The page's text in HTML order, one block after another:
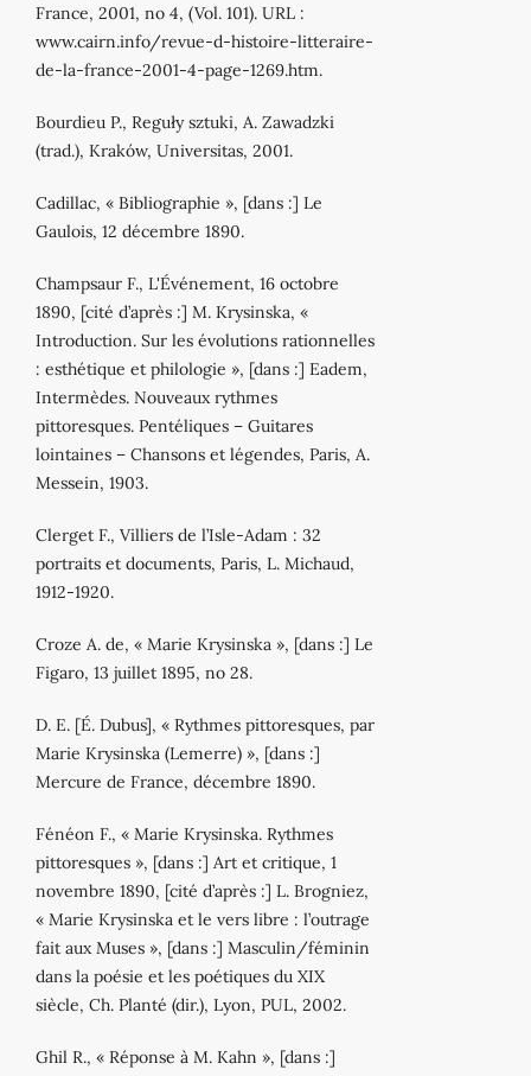
France, 2001, no 4, (Vol. 101). URL :
www.cairn.info/revue‐d‐histoire‐litteraire‐
de‐la‐france‐2001‐4‐page‐1269.htm.
Bourdieu P., Reguły sztuki, A. Zawadzki
(trad.), Kraków, Universitas, 2001.
Cadillac, « Bibliographie », [dans :] Le
Gaulois, 12 décembre 1890.
Champsaur F., L'Événement, 16 octobre
1890, [cité d’après :] M. Krysinska, «
Introduction. Sur les évolutions rationnelles
: esthétique et philologie », [dans :] Eadem,
Intermèdes. Nouveaux rythmes
pittoresques. Pentéliques – Guitares
lointaines – Chansons et légendes, Paris, A.
Messein, 1903.
Clerget F., Villiers de l’Isle‐Adam : 32
portraits et documents, Paris, L. Michaud,
1912‐1920.
Croze A. de, « Marie Krysinska », [dans :] Le
Figaro, 13 juillet 1895, no 28.
D. E. [É. Dubus], « Rythmes pittoresques, par
Marie Krysinska (Lemerre) », [dans :]
Mercure de France, décembre 1890.
Fénéon F., « Marie Krysinska. Rythmes
pittoresques », [dans :] Art et critique, 1
novembre 1890, [cité d’après :] L. Brogniez,
« Marie Krysinska et le vers libre : l’outrage
fait aux Muses », [dans :] Masculin/féminin
dans la poésie et les poétiques du XIX
siècle, Ch. Planté (dir.), Lyon, PUL, 2002.
Ghil R., « Réponse à M. Kahn », [dans :]